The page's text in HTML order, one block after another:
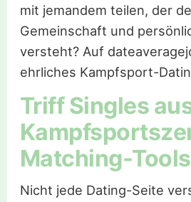
mit jemandem teilen, der
Gemeinschaft und
versteht? Auf
ehrliches Kampfsport-
Triff Singles
Matching-
Nicht jede Dating-Seite